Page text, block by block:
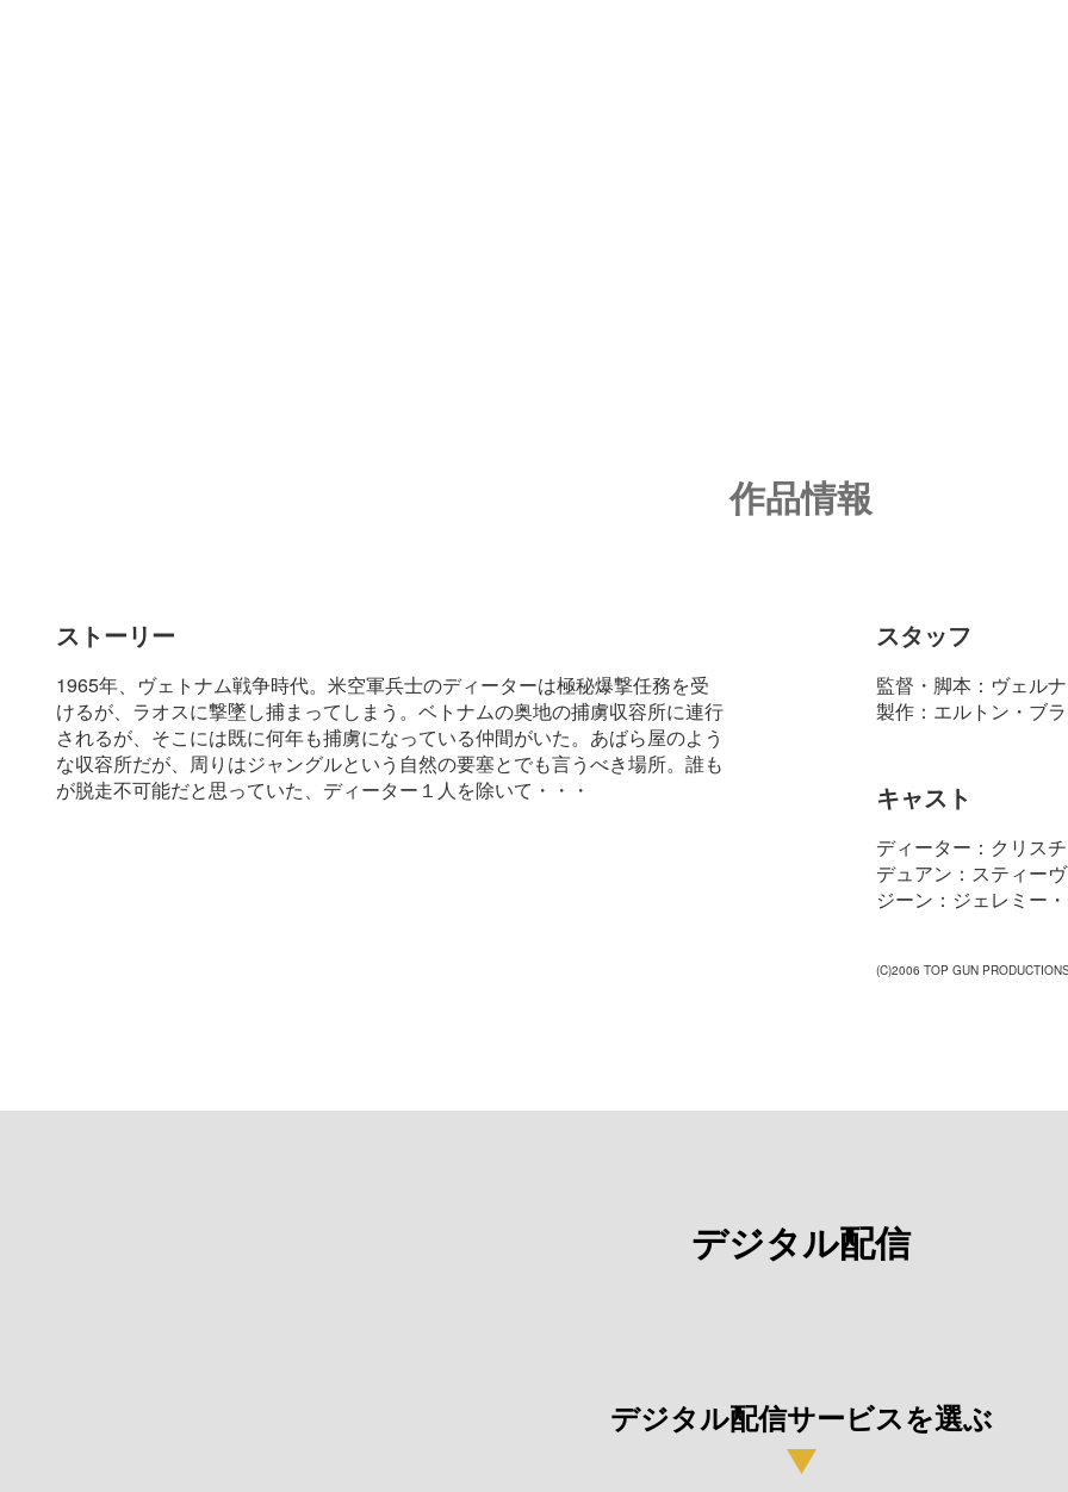
作品情報
ストーリー
1965年、ヴェトナム戦争時代。米空軍兵士のディーターは極秘爆撃任務を受
けるが、ラオスに撃墜し捕まってしまう。ベトナムの奥地の捕虜収容所に連行
されるが、そこには既に何年も捕虜になっている仲間がいた。あばら屋のよう
な収容所だが、周りはジャングルという自然の要塞とでも言うべき場所。誰も
が脱走不可能だと思っていた、ディーター１人を除いて・・・
スタッフ
監督・脚本：ヴェル
製作：エルトン・ブ
キャスト
ディーター：クリス
デュアン：スティー
ジーン：ジェレミー
(C)2006 TOP GUN
デジタル配信
デジタル配信サービスを選ぶ